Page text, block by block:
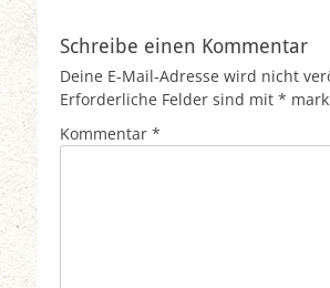
Schreibe einen Kommentar
Deine E-Mail-Adresse wird nicht
Erforderliche Felder sind mit *
Kommentar *